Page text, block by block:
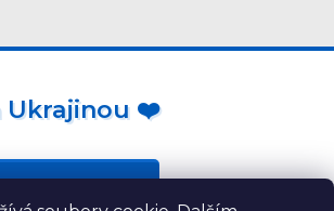
Ukrajinou ❤️